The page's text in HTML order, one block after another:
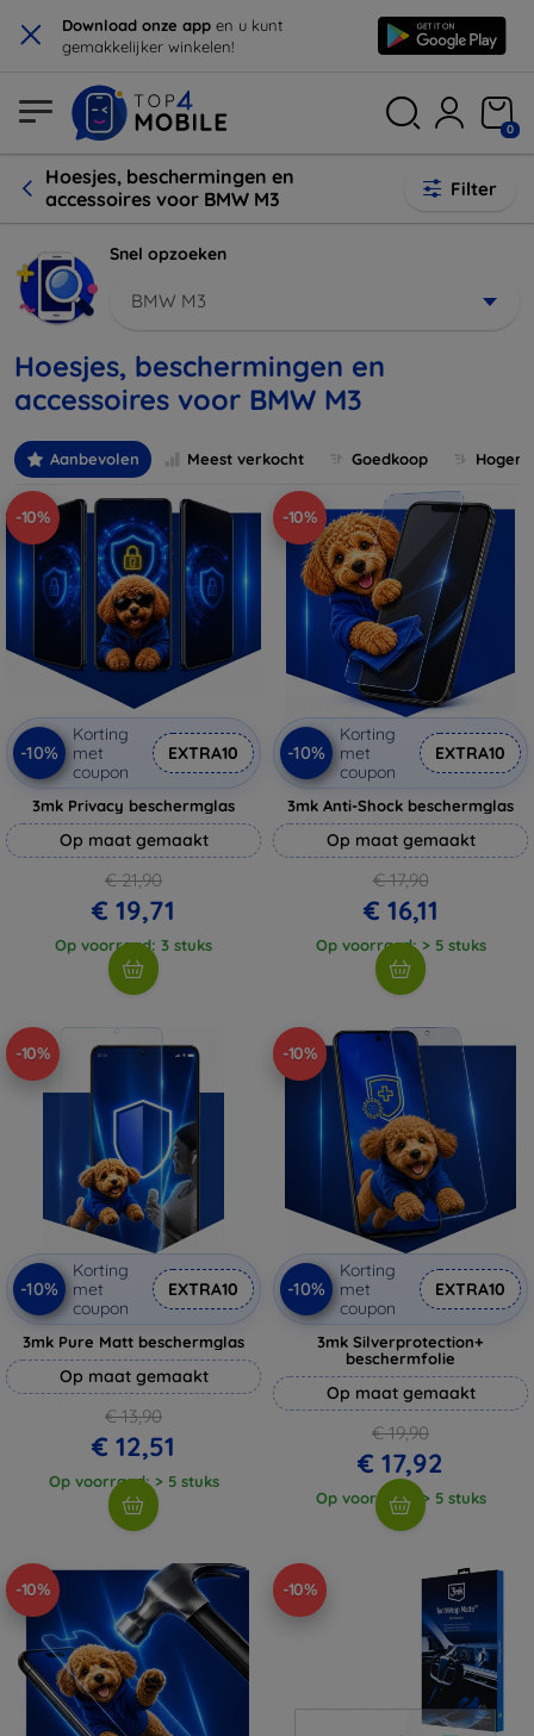
× Download onze app en u kunt
gemakkelijker winkelen!
0
Hoesjes, beschermingen en
accessoires voor BMW M3
Filter
Snel opzoeken
BMW M3
Hoesjes, beschermingen en
accessoires voor BMW M3
Aanbevolen Meest verkocht Goedkoop
-10%
-10%
Korting
met
coupon
EXTRA10
3mk Privacy beschermglas
Op maat gemaakt
€ 21,90
€ 19,71
Op voorraad: 3 stuks
-10%
-10%
Korting
met
coupon
EXTRA10
3mk Anti-Shock beschermglas
Op maat gemaakt
€ 17,90
€ 16,11
Op voorraad: > 5 stuks
-10%
-10%
Korting
met
coupon
EXTRA10
3mk Pure Matt beschermglas
Op maat gemaakt
€ 13,90
€ 12,51
Op voorraad: > 5 stuks
-10%
-10%
Korting
met
coupon
EXTRA10
3mk Silverprotection+
beschermfolie
Op maat gemaakt
€ 19,90
€ 17,92
Op voorraad: > 5 stuks
-10% -10%